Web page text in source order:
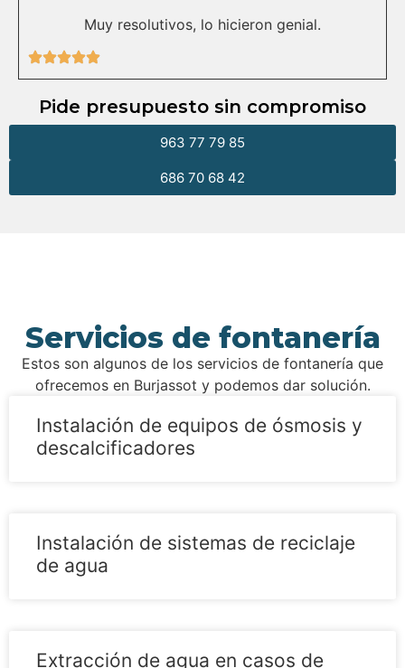
Muy resolutivos, lo hicieron genial.
Pide presupuesto sin compromiso
686 70 68 42
963 77 79 85
Servicios de fontanería
Estos son algunos de los servicios de fontanería que
ofrecemos en Burjassot y podemos dar solución.
Instalación de equipos de ósmosis y
descalcificadores
Instalación de sistemas de reciclaje
de agua
Extracción de agua en casos de